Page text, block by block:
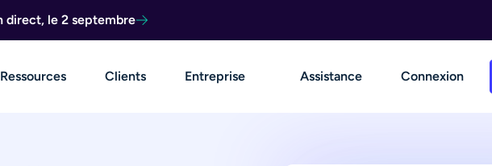
direct, le 2 septembre
Ressources Clients Entreprise Assistance Connexion